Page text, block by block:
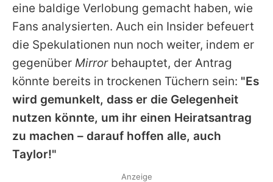
eine baldige Verlobung gemacht haben, wie
Fans analysierten. Auch ein Insider befeuert
die Spekulationen nun noch weiter, indem er
gegenüber Mirrorbehauptet, der Antrag
könnte bereits in trockenen Tüchern sein: "Es
wird gemunkelt, dass er die Gelegenheit
nutzen könnte, um ihr einen Heiratsantrag
zu machen – darauf hoffen alle, auch
Taylor!"
Anzeige